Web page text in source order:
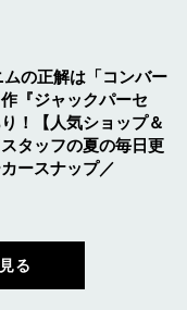
ムの正解は「コンバー
『ジャックパーセ
！【人気ショップ＆
タッフの夏の毎日更
ースナップ／
る